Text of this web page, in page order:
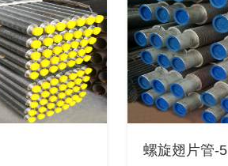
螺旋翅片管-5